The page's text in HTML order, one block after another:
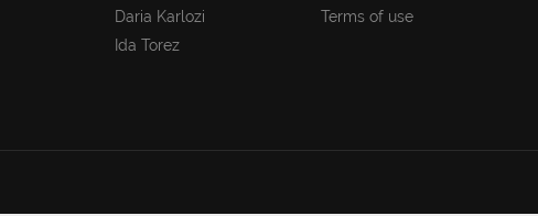
Daria Karlozi
Ida Torez
Terms of use